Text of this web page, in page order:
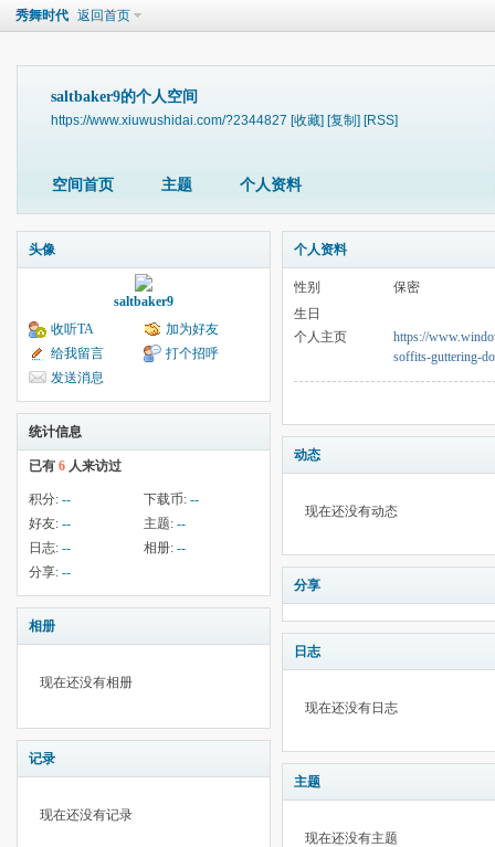
秀舞时代 返回首页
saltbaker9的个人空间
https://www.xiuwushidai.com/?2344827 [收藏] [复制] [RSS]
空间首页 主题 个人资料
头像
saltbaker9
收听TA
加为好友
给我留言
打个招呼
发送消息
统计信息
已有 6 人来访过
积分: -- 下载币: --
好友: -- 主题: --
日志: -- 相册: --
分享: --
相册
现在还没有相册
记录
现在还没有记录
个人资料
性别
保密
生日
个人主页
https://
soffits-guttering-
动态
现在还没有动态
分享
日志
现在还没有日志
主题
现在还没有主题